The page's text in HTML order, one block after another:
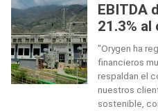
EBITDA
21.3% al
"Orygen ha
financieros
respaldan el
nuestros
sostenible,